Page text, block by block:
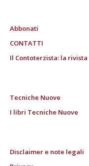
Abbonati
CONTATTI
Il Contoterzista: la rivista
Tecniche Nuove
I libri Tecniche Nuove
Disclaimer e note legali